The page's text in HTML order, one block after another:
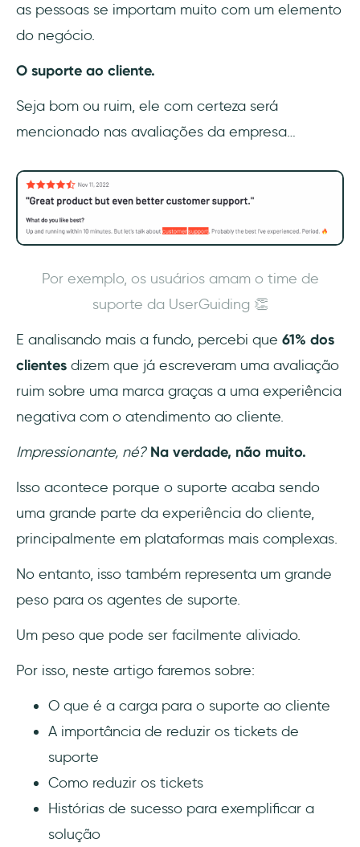
3. Use as ferramentas certas
4. Escolha pelo autoatendimento
Uma nova abordagem no autoatendimento:
Resource Centers 🧑‍💻
👉 Teste a UserGuiding agora! 👈
6. Acompanhe os resultados
7. Teste, otimize e atualize
suporte
1 - Grove HR
2- Cuepath
3 - CitizenShipper
carga do suporte
completo
carga desde o início
3. Helpjuice: uma base de conhecimento
Conclusão
Como gerenciar os tickets de suporte?
as pessoas se importam muito com um elemento
do negócio.
O suporte ao cliente.
Seja bom ou ruim, ele com certeza será
mencionado nas avaliações da empresa…
Por exemplo, os usuários amam o time de
suporte da UserGuiding 👏
E analisando mais a fundo, percebi que 61% dos
clientes dizem que já escreveram uma avaliação
ruim sobre uma marca graças a uma experiência
negativa com o atendimento ao cliente.
Impressionante, né? Na verdade, não muito.
Isso acontece porque o suporte acaba sendo
uma grande parte da experiência do cliente,
principalmente em plataformas mais complexas.
No entanto, isso também representa um grande
peso para os agentes de suporte.
Um peso que pode ser facilmente aliviado.
Por isso, neste artigo faremos sobre:
O que é a carga para o suporte ao cliente
A importância de reduzir os tickets de
suporte
Como reduzir os tickets
Histórias de sucesso para exemplificar a
solução